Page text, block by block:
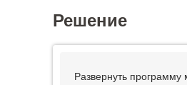
Решение
Развернуть программу